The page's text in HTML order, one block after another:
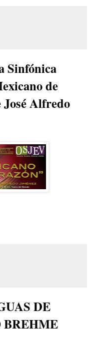
Sinfónica
de
Alfredo
DE
BREHME